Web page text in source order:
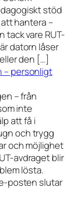
stöd
hantera –
tack vare RUT-
datorn låser
den […]
– personligt
– från
inte
att få i
och trygg
och möjlighet
avdraget blir
lösta.
posten slutar